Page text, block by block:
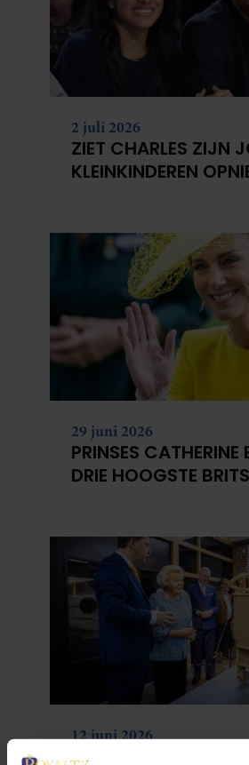
2 juli 2026
ZIET CHARLES ZIJN
KLEINKINDEREN
29 juni 2026
PRINSES CATHERINE
DRIE HOOGSTE
12 juni 2026
BIJZONDER: